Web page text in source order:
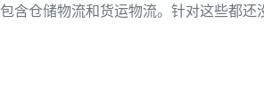
含仓储物流和货运物流。针对这些都